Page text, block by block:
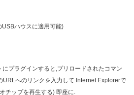
ハウスに適用可能)
プラグインすると,プリロードされたコマン
URLへのリンクを入力して Internet Explorerで
チップを再生する) 即座に.